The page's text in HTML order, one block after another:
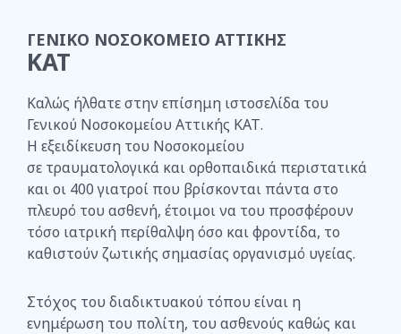
ΓΕΝΙΚΟ ΝΟΣΟΚΟΜΕΙΟ ΑΤΤΙΚΗΣ
ΚΑΤ
Καλώς ήλθατε στην επίσημη ιστοσελίδα του
Γενικού Νοσοκομείου Αττικής ΚΑΤ.
Η εξειδίκευση του Νοσοκομείου
σε τραυματολογικά και ορθοπαιδικά περιστατικά
και οι 400 γιατροί που βρίσκονται πάντα στο
πλευρό του ασθενή, έτοιμοι να του προσφέρουν
τόσο ιατρική περίθαλψη όσο και φροντίδα, το
καθιστούν ζωτικής σημασίας οργανισμό υγείας.
Στόχος του διαδικτυακού τόπου είναι η
ενημέρωση του πολίτη, του ασθενούς καθώς και